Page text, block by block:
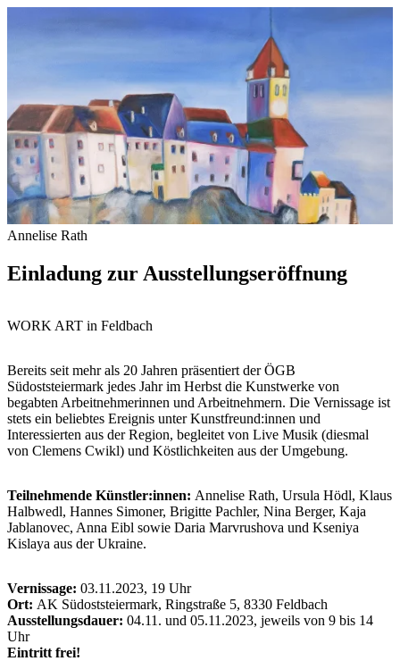
Annelise Rath
Einladung zur Ausstellungseröffnung
WORK ART in Feldbach
Bereits seit mehr als 20 Jahren präsentiert der ÖGB
Südoststeiermark jedes Jahr im Herbst die Kunstwerke von
begabten Arbeitnehmerinnen und Arbeitnehmern. Die Vernissage ist
stets ein beliebtes Ereignis unter Kunstfreund:innen und
Interessierten aus der Region, begleitet von Live Musik (diesmal
von Clemens Cwikl) und Köstlichkeiten aus der Umgebung.
Teilnehmende Künstler:innen: Annelise Rath, Ursula Hödl, Klaus
Halbwedl, Hannes Simoner, Brigitte Pachler, Nina Berger, Kaja
Jablanovec, Anna Eibl sowie Daria Marvrushova und Kseniya
Kislaya aus der Ukraine.
Vernissage: 03.11.2023, 19 Uhr
Ort: AK Südoststeiermark, Ringstraße 5, 8330 Feldbach
Ausstellungsdauer: 04.11. und 05.11.2023, jeweils von 9 bis 14
Uhr
Eintritt frei!